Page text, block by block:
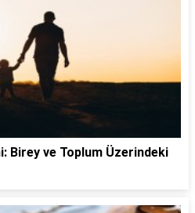
Birey ve Toplum Üzerindeki